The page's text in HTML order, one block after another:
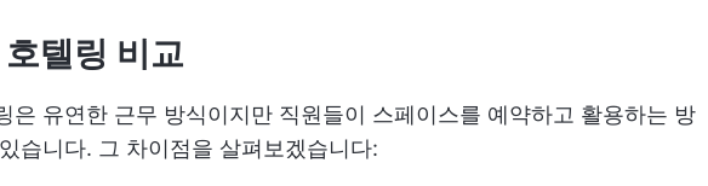
텔링 비교
은 유연한 근무 방식이지만 직원들이 스페이스를 예약하고 활용하는 방
습니다. 그 차이점을 살펴보겠습니다: